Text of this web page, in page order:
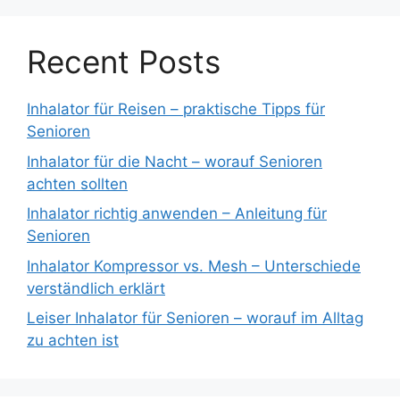
Recent Posts
Inhalator für Reisen – praktische Tipps für
Senioren
Inhalator für die Nacht – worauf Senioren
achten sollten
Inhalator richtig anwenden – Anleitung für
Senioren
Inhalator Kompressor vs. Mesh – Unterschiede
verständlich erklärt
Leiser Inhalator für Senioren – worauf im Alltag
zu achten ist